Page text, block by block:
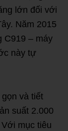
lớn đối với
Năm 2015
C919 – máy
này tự
và tiết
suất 2.000
mục tiêu